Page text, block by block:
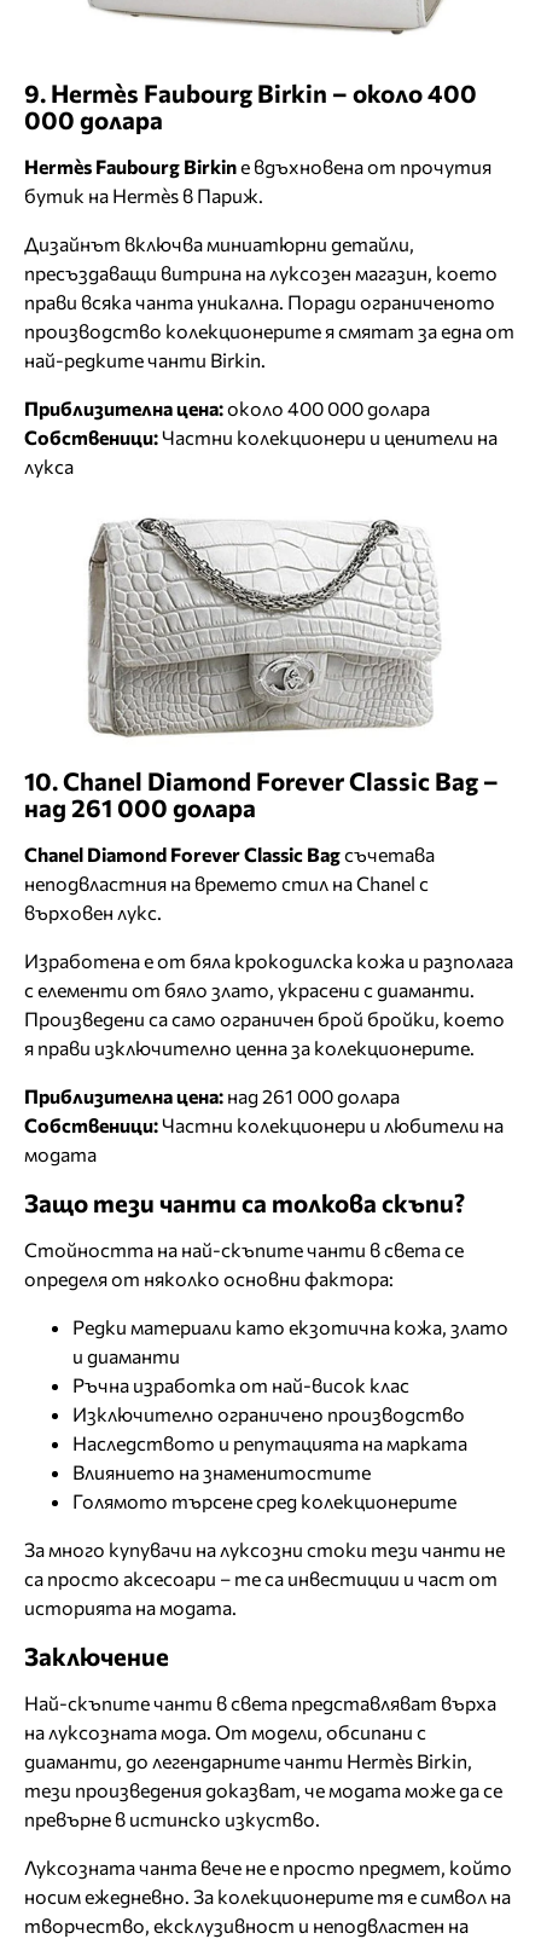
9. Hermès Faubourg Birkin – около 400
000 долара
Hermès Faubourg Birkinе вдъхновена от прочутия
бутик на Hermès в Париж.
Дизайнът включва миниатюрни детайли,
пресъздаващи витрина на луксозен магазин, което
прави всяка чанта уникална. Поради ограниченото
производство колекционерите я смятат за една от
най-редките чанти Birkin.
Приблизителна цена:около 400 000 долара
Собственици:Частни колекционери и ценители на
лукса
10. Chanel Diamond Forever Classic Bag –
над 261 000 долара
Chanel Diamond Forever Classic Bagсъчетава
неподвластния на времето стил на Chanel с
върховен лукс.
Изработена е от бяла крокодилска кожа и разполага
с елементи от бяло злато, украсени с диаманти.
Произведени са само ограничен брой бройки, което
я прави изключително ценна за колекционерите.
Приблизителна цена: над 261 000 долара
Собственици:Частни колекционери и любители на
модата
Защо тези чанти са толкова скъпи?
Стойността на най-скъпите чанти в света се
определя от няколко основни фактора:
Редки материали като екзотична кожа, злато
и диаманти
Ръчна изработка от най-висок клас
Изключително ограничено производство
Наследството и репутацията на марката
Влиянието на знаменитостите
Голямото търсене сред колекционерите
За много купувачи на луксозни стоки тези чанти не
са просто аксесоари – те са инвестиции и част от
историята на модата.
Заключение
Най-скъпите чанти в света представляват върха
на луксозната мода. От модели, обсипани с
диаманти, до легендарните чанти Hermès Birkin,
тези произведения доказват, че модата може да се
превърне в истинско изкуство.
Луксозната чанта вече не е просто предмет, който
носим ежедневно. За колекционерите тя е символ на
творчество, ексклузивност и неподвластен на